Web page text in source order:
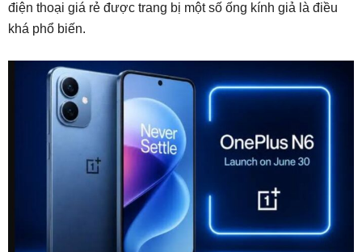
điện thoại giá rẻ được trang bị một số ống kính giả là điều
khá phổ biến.